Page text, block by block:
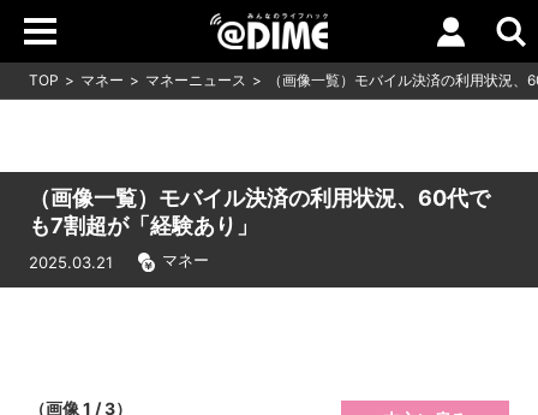
TOP マネー マネーニュース （画像一覧）モバイル決済の利用状況
（画像一覧）モバイル決済の利用状況、60代で
も7割超が「経験あり」
2025.03.21 マネー
（画像 1 / 3）